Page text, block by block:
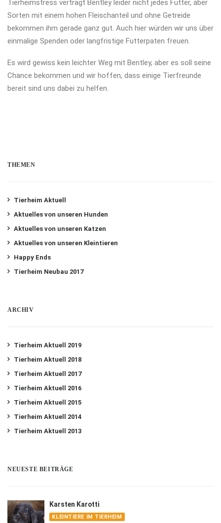
Tierheimstress verträgt Bentley leider nicht jedes Futter, aber
Sorten mit einem hohen Fleischanteil und ohne Getreide
bekommen ihm gerade ganz gut. Auch hier würden wir uns über
einmalige Spenden oder langfristige Futterpaten freuen.
Es wird gewiss kein leichter Weg mit Bentley, aber es soll seine
Chance bekommen und wir hoffen, dass einige Tierfreunde
bereit sind uns dabei zu helfen.
THEMEN
Tierheim Aktuell
Aktuelles von unseren Hunden
Aktuelles von unseren Katzen
Aktuelles von unseren Kleintieren
Happy Ends
Tierheim Neubau 2017
ARCHIV
Tierheim Aktuell 2019
Tierheim Aktuell 2018
Tierheim Aktuell 2017
Tierheim Aktuell 2016
Tierheim Aktuell 2015
Tierheim Aktuell 2014
Tierheim Aktuell 2013
NEUESTE BEITRÄGE
Karsten Karotti
KLEINTIERE IM TIERHEIM